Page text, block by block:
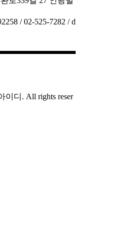
/ 02-525-7282 / d
디. All rights reser